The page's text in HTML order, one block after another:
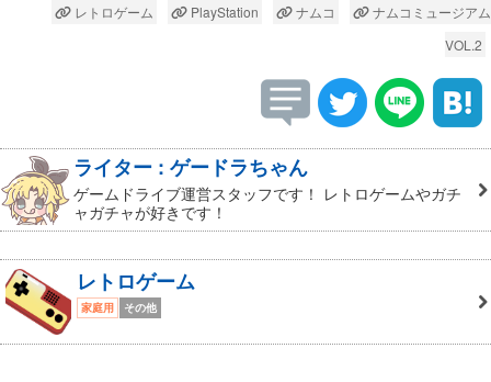
レトロゲーム PlayStation ナムコ
ナムコミュージアム
VOL.2
ライター : ゲードラちゃん
ゲームドライブ運営スタッフです！ レトロゲームやガチ
ャガチャが好きです！
レトロゲーム
家庭用 その他